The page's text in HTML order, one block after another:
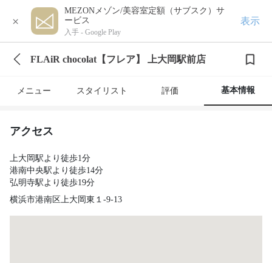
×
MEZONメゾン/美容室定額（サブスク）サ
ービス
入手 - Google Play
表示
FLAiR chocolat【フレア】 上大岡駅前店
メニュー スタイリスト 評価 基本情報
アクセス
上大岡駅より徒歩1分
港南中央駅より徒歩14分
弘明寺駅より徒歩19分
横浜市港南区上大岡東１-9-13